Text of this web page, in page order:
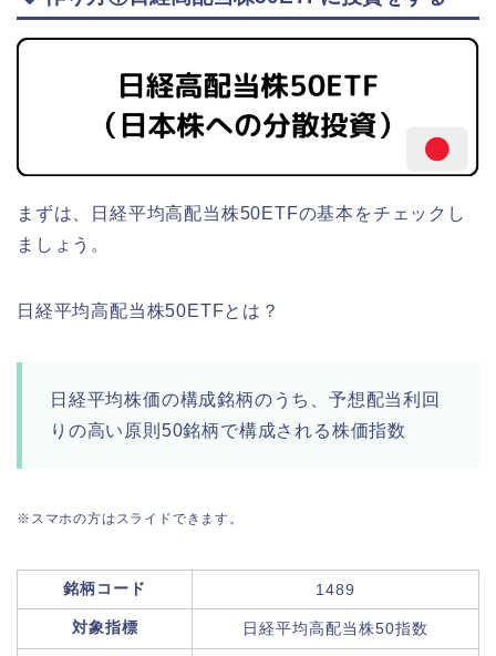
まずは、日経平均高配当株50ETFの基本をチェックし
ましょう。
日経平均高配当株50ETFとは？
日経平均株価の構成銘柄のうち、予想配当利回
りの高い原則50銘柄で構成される株価指数
※スマホの方はスライドできます。
銘柄コード 1489
対象指標 日経平均高配当株50指数